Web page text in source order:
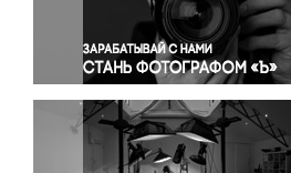
Правосудие
Происшествия и конфликты
Религия
Светская жизнь
Спорт
Экология